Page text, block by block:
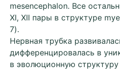
mesencephalon. Все
XI, XII пары в структуре
7).
Нервная трубка
дифференцировалась в
в эволюционную